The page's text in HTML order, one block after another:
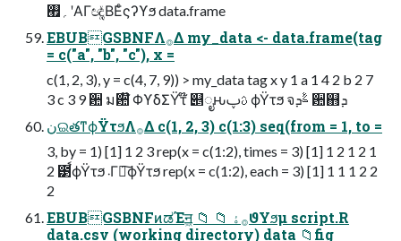
؍࡯ʹΑΓඥ͚ͮΒΕͨςʔϒϧ data.frame
EBUBGSBNFΛ࡞Δ my_data <- data.frame(tag
= c("a", "b", "c"), x =
c(1, 2, 3), y = c(4, 7, 9)) > my_data tag x y 1 a 1 4 2 b 2 7
3 c 3 9 ؔ਺ ม਺໊ ΦϒδΣΫτ໊ ୅ೖԋࢉࢠ ϕΫτϧ จࣈܕ ਺஋ܕ
نଇతͳϕΫτϧΛ࡞Δ c(1, 2, 3) c(1:3) seq(from = 1, to =
3, by = 1) [1] 1 2 3 rep(x = c(1:2), times = 3) [1] 1 2 1 2 1
2 ౳ࠩϕΫτϧ ܁Γฦ͠ϕΫτϧ rep(x = c(1:2), each = 3) [1] 1 1 1 2 2
2
EBUBGSBNFͷಡΈॻ͖ 📁 📁 ࡞ۀϑΥϧμ script.R
data.csv (working directory) data 📁fig